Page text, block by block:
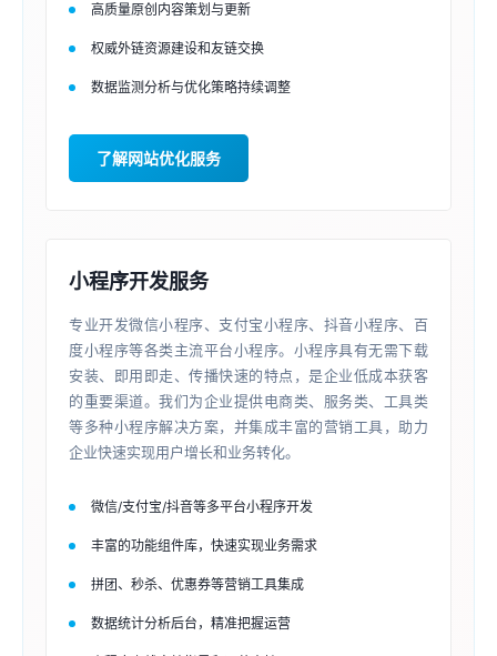
高质量原创内容策划与更新
权威外链资源建设和友链交换
数据监测分析与优化策略持续调整
了解网站优化服务
小程序开发服务
专业开发微信小程序、支付宝小程序、抖音小程序、百
度小程序等各类主流平台小程序。小程序具有无需下载
安装、即用即走、传播快速的特点，是企业低成本获客
的重要渠道。我们为企业提供电商类、服务类、工具类
等多种小程序解决方案，并集成丰富的营销工具，助力
企业快速实现用户增长和业务转化。
微信/支付宝/抖音等多平台小程序开发
丰富的功能组件库，快速实现业务需求
拼团、秒杀、优惠券等营销工具集成
数据统计分析后台，精准把握运营